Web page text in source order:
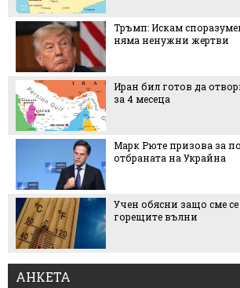
Тръмп: Искам
няма ненужни жертви
Иран бил готов да
за 4 месеца
Марк Рюте призова за
отбраната на Украйна
Учен обясни защо сме
горещите вълни
АНКЕТА